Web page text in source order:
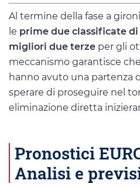
Al termine della fase a
le prime due classificate
migliori due terze per gli
meccanismo garantisce
hanno avuto una partenza
sperare di proseguire nel
eliminazione diretta
Pronostici
Analisi e